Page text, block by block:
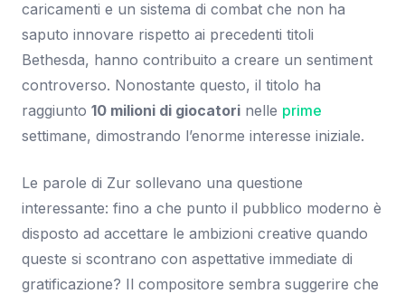
caricamenti e un sistema di combat che non ha
saputo innovare rispetto ai precedenti titoli
Bethesda, hanno contribuito a creare un sentiment
controverso. Nonostante questo, il titolo ha
raggiunto 10 milioni di giocatori nelle prime
settimane, dimostrando l’enorme interesse iniziale.
Le parole di Zur sollevano una questione
interessante: fino a che punto il pubblico moderno è
disposto ad accettare le ambizioni creative quando
queste si scontrano con aspettative immediate di
gratificazione? Il compositore sembra suggerire che